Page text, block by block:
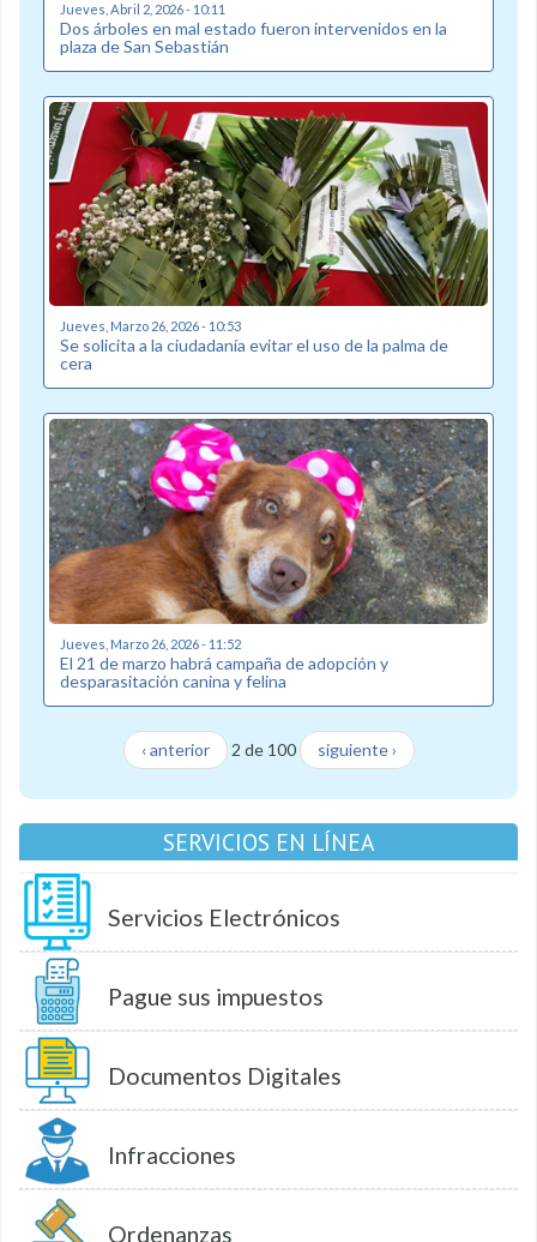
Jueves, Abril 2, 2026 - 10:11
Dos árboles en mal estado fueron intervenidos en la
plaza de San Sebastián
Jueves, Marzo 26, 2026 - 10:53
Se solicita a la ciudadanía evitar el uso de la palma de
cera
Jueves, Marzo 26, 2026 - 11:52
El 21 de marzo habrá campaña de adopción y
desparasitación canina y felina
‹ anterior 2 de 100 siguiente ›
SERVICIOS EN LÍNEA
Servicios Electrónicos
Pague sus impuestos
Documentos Digitales
Infracciones
Ordenanzas